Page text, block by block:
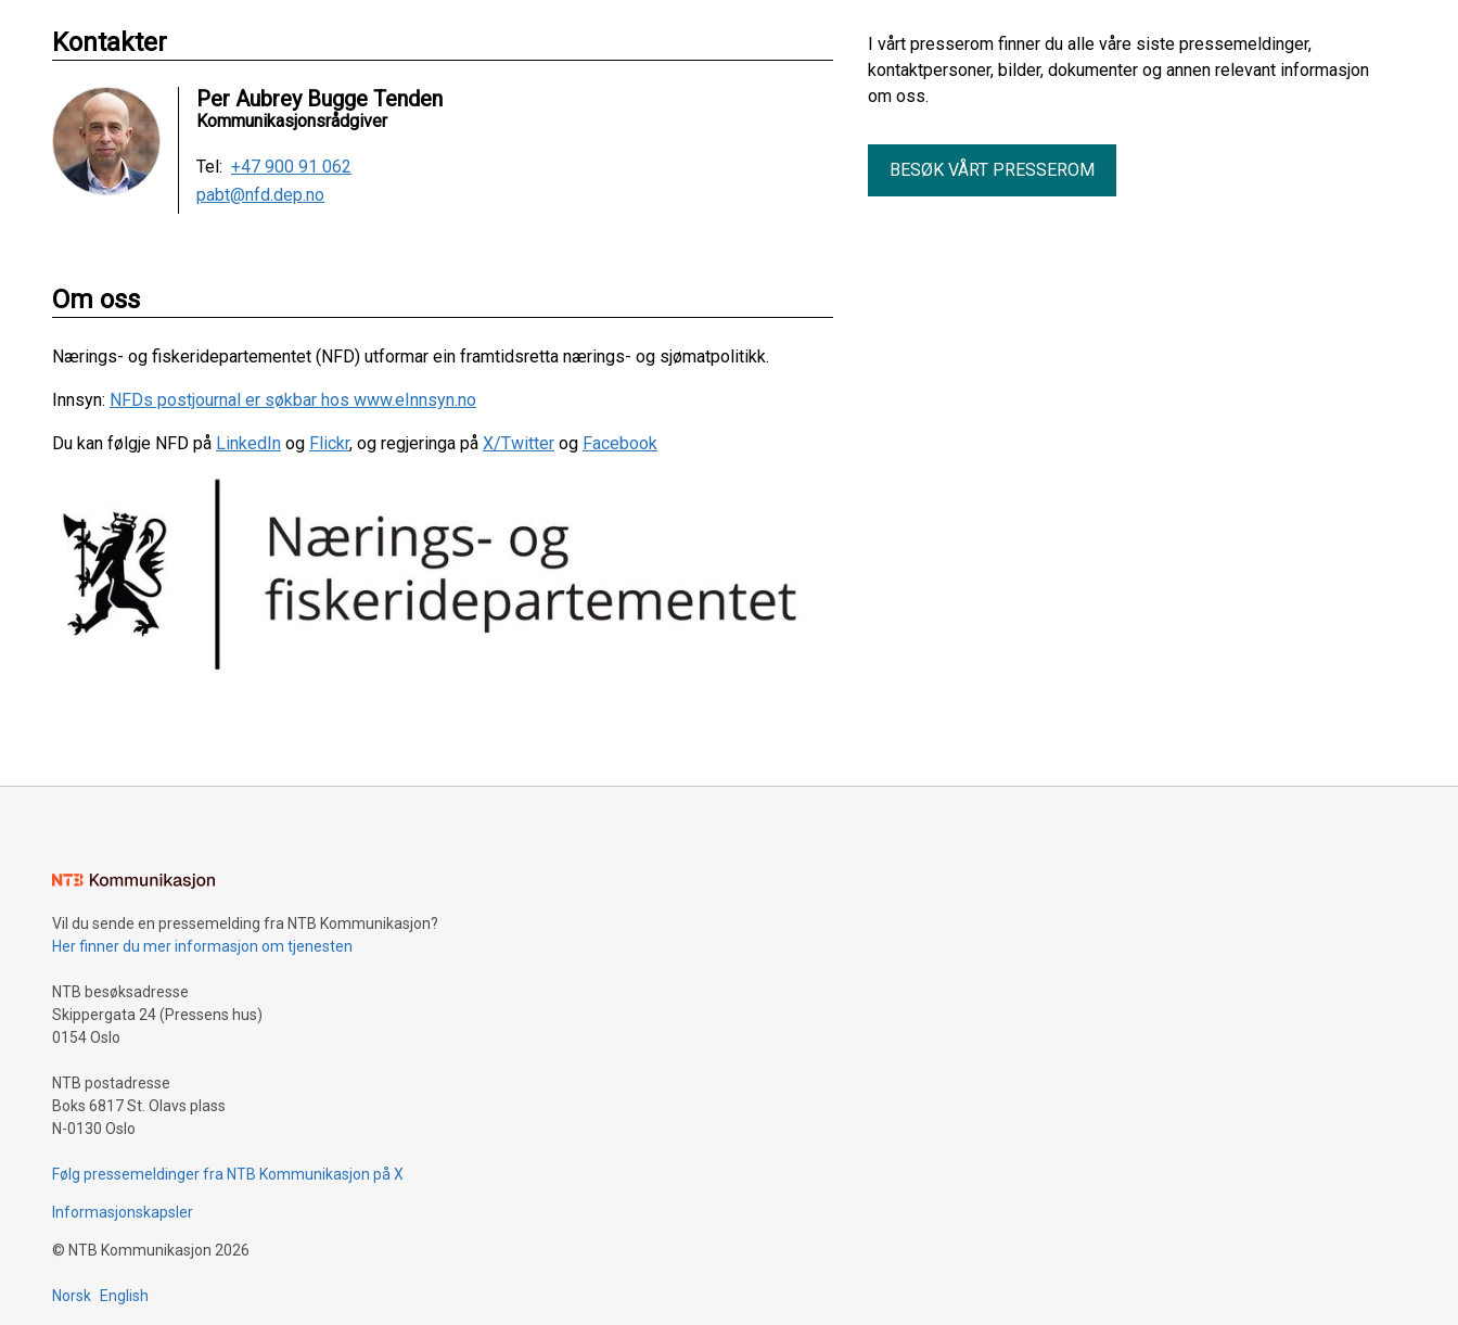
Kontakter
Per Aubrey Bugge Tenden
Kommunikasjonsrådgiver
Tel: +47 900 91 062
pabt@nfd.dep.no
Om oss
Nærings- og fiskeridepartementet (NFD) utformar ein framtidsretta nærings- og sjømatpolitikk.
Innsyn: NFDs postjournal er søkbar hos www.eInnsyn.no
Du kan følgje NFD på LinkedIn og Flickr, og regjeringa på X/Twitter og Facebook
handel, investeringer og
næringslivssamarbeid.
I vårt presserom finner du alle våre siste pressemeldinger,
kontaktpersoner, bilder, dokumenter og annen relevant informasjon
om oss.
BESØK VÅRT PRESSEROM
Vil du sende en pressemelding fra NTB Kommunikasjon?
Her finner du mer informasjon om tjenesten
NTB besøksadresse
Skippergata 24 (Pressens hus)
0154 Oslo
NTB postadresse
Boks 6817 St. Olavs plass
N-0130 Oslo
Følg pressemeldinger fra NTB Kommunikasjon på X
Informasjonskapsler
© NTB Kommunikasjon 2026
Norsk English